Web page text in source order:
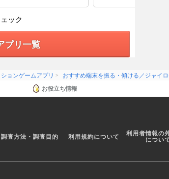
ック
プリ一覧
ョンゲームアプリ おすすめ端末を振る・傾ける／ジャイ
お役立ち情報
調査方法・調査目的 利用規約について 利用者情報の
につい